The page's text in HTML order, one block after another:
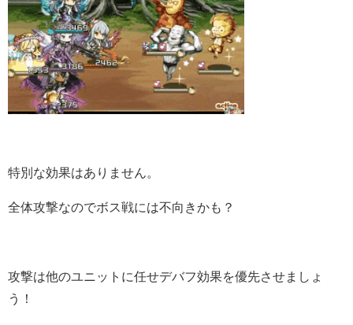
特別な効果はありません。
全体攻撃なのでボス戦には不向きかも？
攻撃は他のユニットに任せデバフ効果を優先させましょ
う！